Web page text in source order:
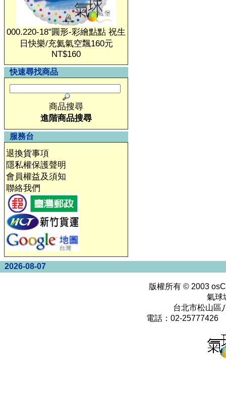
000.220-18"圓形-彩繪點點 祝生
日快樂/充氦氣空飄160元
NT$160
快速尋找商品
商品搜尋
進階商品搜尋
服務台
退換貨事項
隱私權保護聲明
會員權益及須知
聯絡我們
2026-08-07
版權所有 © 2003
氣球
台北市松山區
電話：02-25777426